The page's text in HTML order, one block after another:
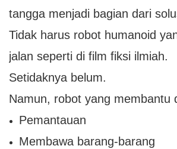
tangga menjadi bagian dari
Tidak harus robot humanoid
jalan seperti di film fiksi ilmiah.
Setidaknya belum.
Namun, robot yang membantu
Pemantauan
Membawa barang-barang